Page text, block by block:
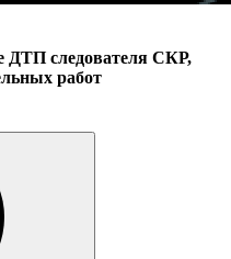
ДТП следователя СКР,
работ